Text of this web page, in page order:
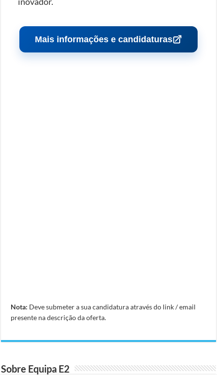
Mais informações e candidaturas
Nota: Deve submeter a sua candidatura através do link / email
presente na descrição da oferta.
Sobre Equipa E2